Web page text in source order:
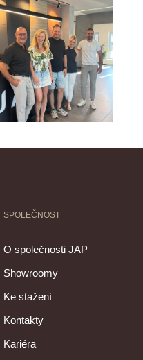
SPOLEČNOST
O společnosti JAP
Showroomy
Ke stažení
Kontakty
Kariéra